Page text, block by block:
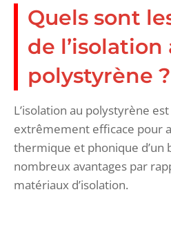
Quels sont
de l’isolation
polystyrène ?
L’isolation au polystyrène
extrêmement efficace pour
thermique et phonique d’un
nombreux avantages par
matériaux d’isolation.